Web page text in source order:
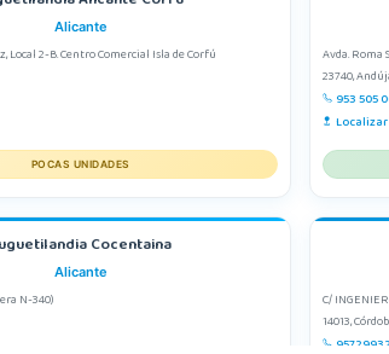
Alicante
Local 2-B. Centro Comercial Isla de Corfú
POCAS UNIDADES
Avda. Roma
23740,
953 505
Cocentaina
Alicante
N-340)
C/
14013,